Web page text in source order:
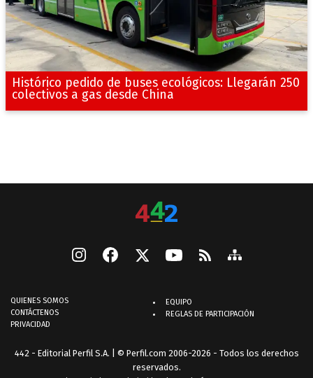
Histórico pedido de buses ecológicos: Llegarán 250
colectivos a gas desde China
QUIENES SOMOS
CONTÁCTENOS
PRIVACIDAD
EQUIPO
REGLAS DE PARTICIPACIÓN
442 - Editorial Perfil S.A. | © Perfil.com 2006-2026 - Todos los derechos
reservados.